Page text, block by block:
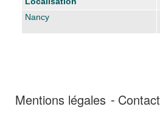
Nancy
Mentions légales Contact